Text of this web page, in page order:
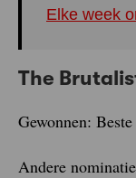
Elke week
The
Gewonnen:
Andere